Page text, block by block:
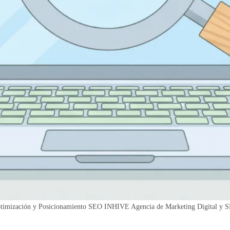
y Posicionamiento SEO INHIVE Agencia de Marketing Digital y